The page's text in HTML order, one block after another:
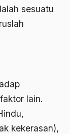
sesuatu
lain.
kekerasan),